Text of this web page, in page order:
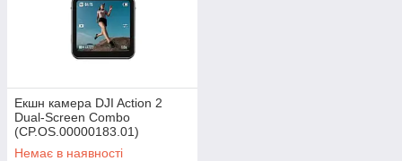
Екшн камера DJI Action 2
Dual-Screen Combo
(CP.OS.00000183.01)
Немає в наявності